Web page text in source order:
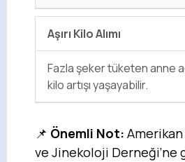
Aşırı Kilo Alımı
Fazla şeker tüketen anne
kilo artışı yaşayabilir.
📌 Önemli Not: Amerikan
ve Jinekoloji Derneği’ne